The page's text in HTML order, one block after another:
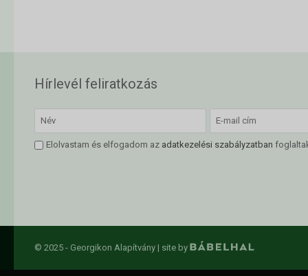
Hírlevél feliratkozás
Elolvastam és elfogadom az adatkezelési szabályzatban
© 2025 - Georgikon Alapítvány | site by